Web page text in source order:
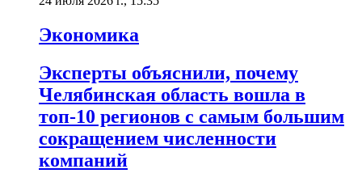
Экономика
Эксперты объяснили, почему
Челябинская область вошла в
топ-10 регионов с самым большим
сокращением численности
компаний